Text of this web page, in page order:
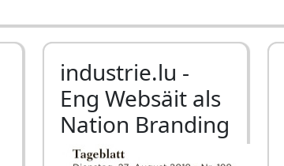
industrie.lu -
Eng Websäit als
Nation Branding